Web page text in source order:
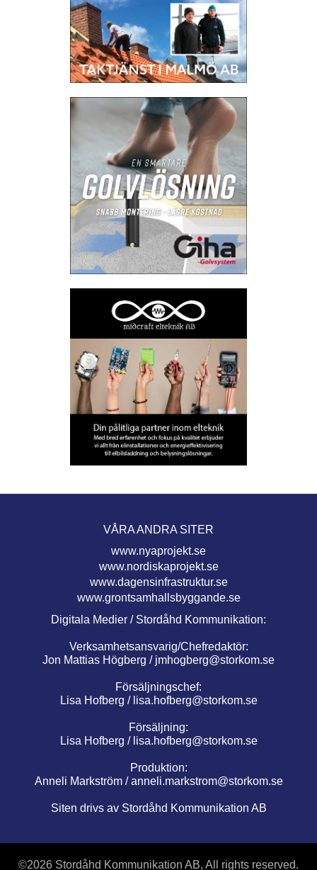
VÅRA ANDRA SITER
www.nyaprojekt.se
www.nordiskaprojekt.se
www.dagensinfrastruktur.se
www.grontsamhallsbyggande.se
Digitala Medier / Stordåhd Kommunikation:
Verksamhetsansvarig/Chefredaktör:
Jon Mattias Högberg / jmhogberg@storkom.se
Försäljningschef:
Lisa Hofberg / lisa.hofberg@storkom.se
Försäljning:
Lisa Hofberg / lisa.hofberg@storkom.se
Produktion:
Anneli Markström / anneli.markstrom@storkom.se
Siten drivs av Stordåhd Kommunikation AB
©2026 Stordåhd Kommunikation AB, All rights reserved.